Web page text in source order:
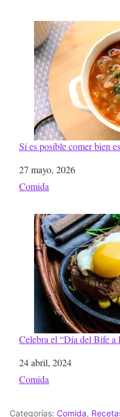
Sí es posible comer bien
Fecha
27 mayo, 2026
Respecto a
Comida
Celebra el “Día del Bife a
Fecha
24 abril, 2024
Respecto a
Comida
Categorías: Comida,